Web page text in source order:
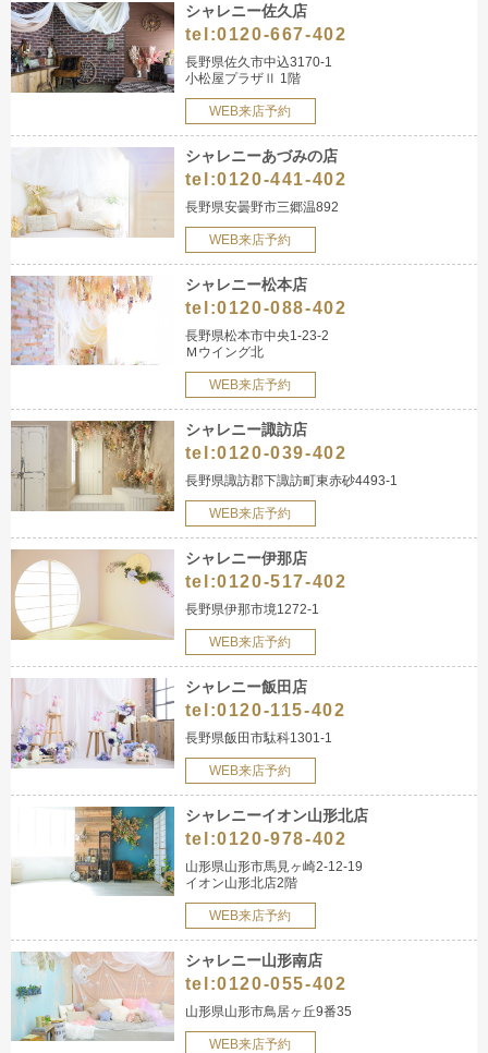
シャレニー佐久店
tel:0120-667-402
長野県佐久市中込3170-1
小松屋プラザⅡ 1階
WEB来店予約
シャレニーあづみの店
tel:0120-441-402
長野県安曇野市三郷温892
WEB来店予約
シャレニー松本店
tel:0120-088-402
長野県松本市中央1-23-2
Ｍウイング北
WEB来店予約
シャレニー諏訪店
tel:0120-039-402
長野県諏訪郡下諏訪町東赤砂4493-1
WEB来店予約
シャレニー伊那店
tel:0120-517-402
長野県伊那市境1272-1
WEB来店予約
シャレニー飯田店
tel:0120-115-402
長野県飯田市駄科1301-1
WEB来店予約
シャレニーイオン山形北店
tel:0120-978-402
山形県山形市馬見ヶ崎2-12-19
イオン山形北店2階
WEB来店予約
シャレニー山形南店
tel:0120-055-402
山形県山形市鳥居ヶ丘9番35
WEB来店予約